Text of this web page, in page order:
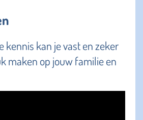
kennis kan je vast en zeker
maken op jouw familie en